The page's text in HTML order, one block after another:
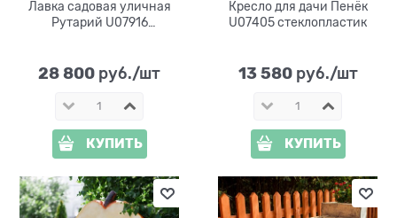
Лавка садовая уличная
Рутарий U07916
28 800 руб./шт
КУПИТЬ
Кресло для дачи Пенёк
U07405 стеклопластик
13 580 руб./шт
КУПИТЬ